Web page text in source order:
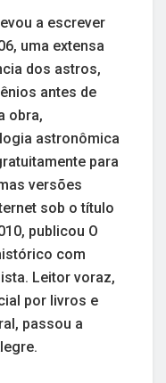
a escrever
uma extensa
dos astros,
antes de
obra,
astronômica
para
versões
sob o título
publicou O
com
Leitor voraz,
por livros e
passou a